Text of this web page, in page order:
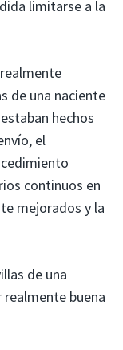
limitarse a la
de una naciente
hechos
el
continuos en
mejorados y la
de una
buena